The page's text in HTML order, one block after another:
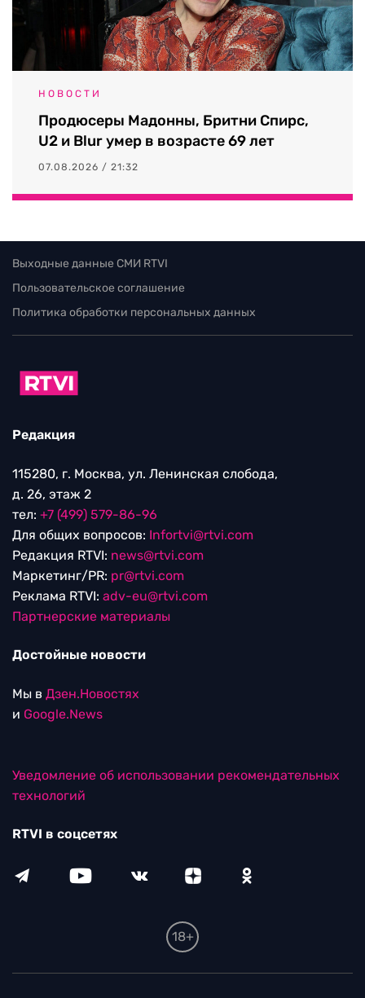
НОВОСТИ
Продюсеры Мадонны, Бритни Спирс,
U2 и Blur умер в возрасте 69 лет
07.08.2026 / 21:32
Выходные данные СМИ RTVI
Пользовательское соглашение
Политика обработки персональных данных
Редакция
115280, г. Москва, ул. Ленинская слобода,
д. 26, этаж 2
тел: +7 (499) 579-86-96
Для общих вопросов: Infortvi@rtvi.com
Редакция RTVI: news@rtvi.com
Маркетинг/PR: pr@rtvi.com
Реклама RTVI: adv-eu@rtvi.com
Партнерские материалы
Достойные новости
Мы в Дзен.Новостях
и Google.News
Уведомление об использовании рекомендательных
технологий
RTVI в соцсетях
18+